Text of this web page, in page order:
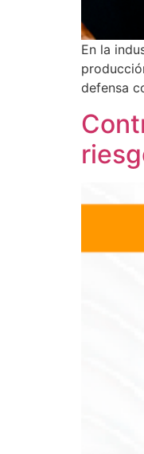
En la
defensa